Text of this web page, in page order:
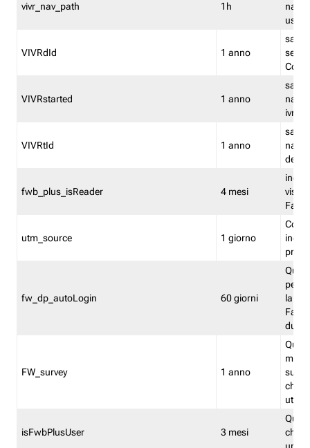
vivr_nav_path 1h
VIVRdId 1 anno
salva
Convy
VIVRstarted 1 anno
salva
ivr
VIVRtId 1 anno
salva
del
fwb_plus_isReader 4 mesi
utm_source 1 giorno
fw_dp_autoLogin 60 giorni
la
FW_survey 1 anno
utenti
isFwbPlusUser 3 mesi
che